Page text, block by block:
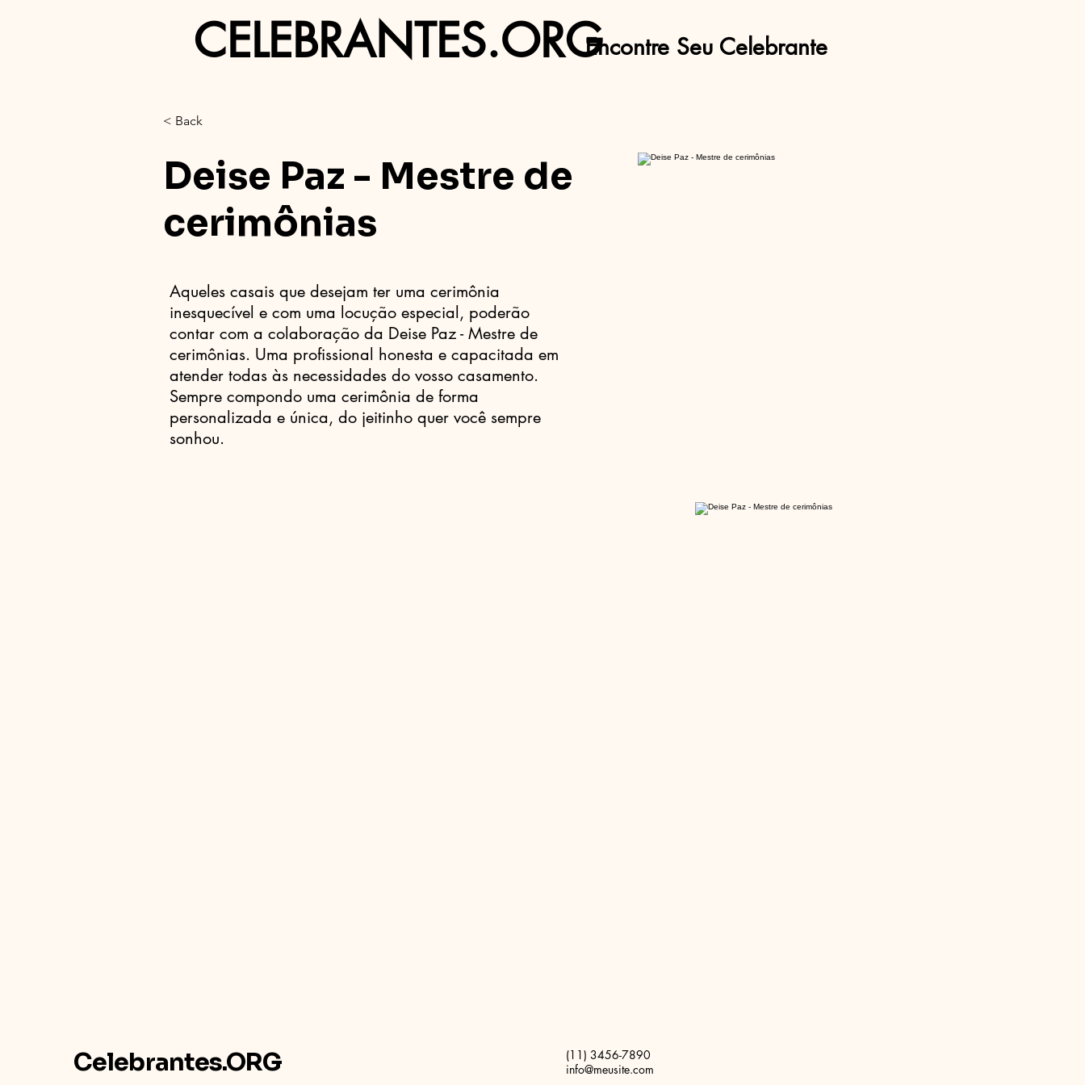
CELEBRANTES.ORGEncontre Seu Celebrante
< Back
Deise Paz - Mestre de
cerimônias
Aqueles casais que desejam ter uma cerimônia
inesquecível e com uma locução especial, poderão
contar com a colaboração da Deise Paz - Mestre de
cerimônias. Uma profissional honesta e capacitada em
atender todas às necessidades do vosso casamento.
Sempre compondo uma cerimônia de forma
personalizada e única, do jeitinho quer você sempre
sonhou.
Celebrantes.ORG
(11) 3456-7890
info@meusite.com